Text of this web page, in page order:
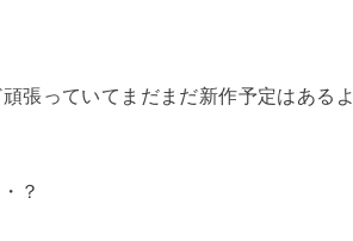
張っていてまだまだ新作予定はあるよ
？